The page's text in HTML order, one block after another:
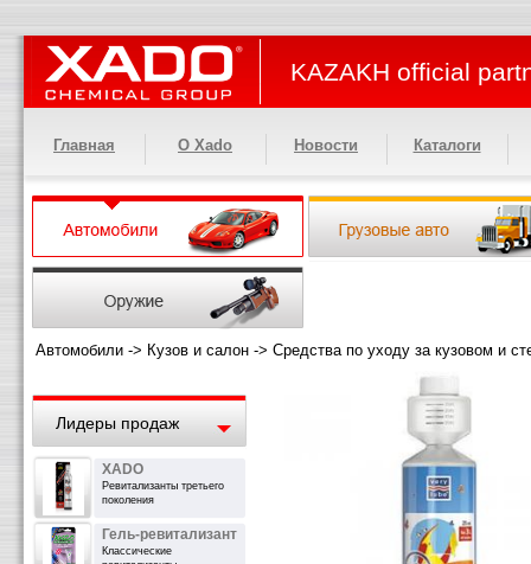
KAZAKH official
Главная О Xado Новости Каталоги
Автомобили -> Кузов и салон -> Средства по уходу за кузовом и
Лидеры продаж
XADO
Ревитализанты третьего
поколения
Гель-ревитализант
Классические